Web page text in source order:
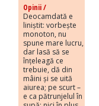
Opinii /
Deocamdată e
liniștit: vorbește
monoton, nu
spune mare lucru,
dar lasă să se
înțeleagă ce
trebuie, dă din
mâini și se uită
aiurea; pe scurt –
e ca pătrunjelul în